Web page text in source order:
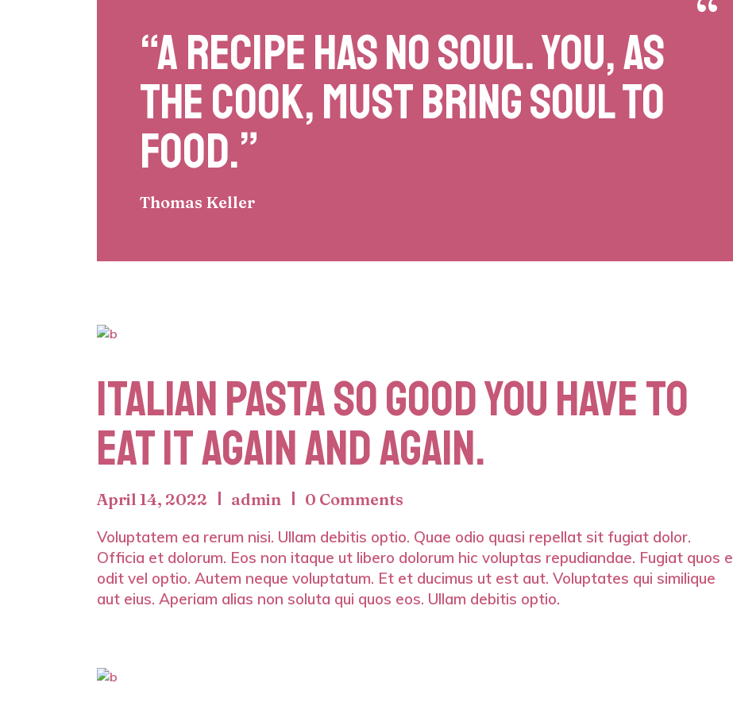
“A RECIPE HAS NO SOUL. YOU, AS
THE COOK, MUST BRING SOUL TO
FOOD.”
Thomas Keller
ITALIAN PASTA SO GOOD YOU HAVE TO
EAT IT AGAIN AND AGAIN.
April 14, 2022 admin 0 Comments
Voluptatem ea rerum nisi. Ullam debitis optio. Quae odio quasi repellat sit fugiat dolor.
Officia et dolorum. Eos non itaque ut libero dolorum hic voluptas repudiandae. Fugiat quos
odit vel optio. Autem neque voluptatum. Et et ducimus ut est aut. Voluptates qui similique
aut eius. Aperiam alias non soluta qui quos eos. Ullam debitis optio.